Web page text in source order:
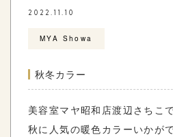
2022.11.10
MYA Showa
秋冬カラー
美容室マヤ昭和店渡辺さちこで
秋に人気の暖色カラーいかが